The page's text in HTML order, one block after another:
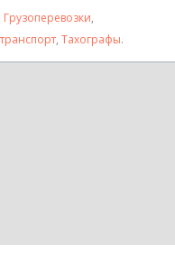
Грузоперевозки,
, Тахографы.